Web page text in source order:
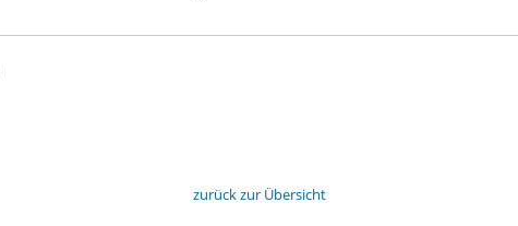
zurück zur Übersicht